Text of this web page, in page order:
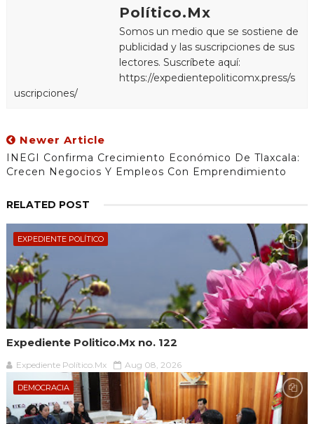
Político.Mx
Somos un medio que se sostiene de
publicidad y las suscripciones de sus
lectores. Suscríbete aquí:
https://expedientepoliticomx.press/s
uscripciones/
Newer Article
INEGI Confirma Crecimiento Económico De Tlaxcala:
Crecen Negocios Y Empleos Con Emprendimiento
RELATED POST
EXPEDIENTE POLÍTICO
Expediente Politico.Mx no. 122
Expediente Político.Mx Aug 08, 2026
DEMOCRACIA